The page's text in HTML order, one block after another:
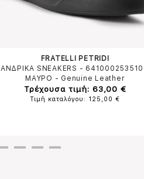
FRATELLI PETRIDI
ΑΝΔΡΙΚΑ SNEAKERS - 641000253510
ΜΑΥΡΟ - Genuine Leather
Τρέχουσα τιμή: 63,00 €
Τιμή καταλόγου: 125,00 €